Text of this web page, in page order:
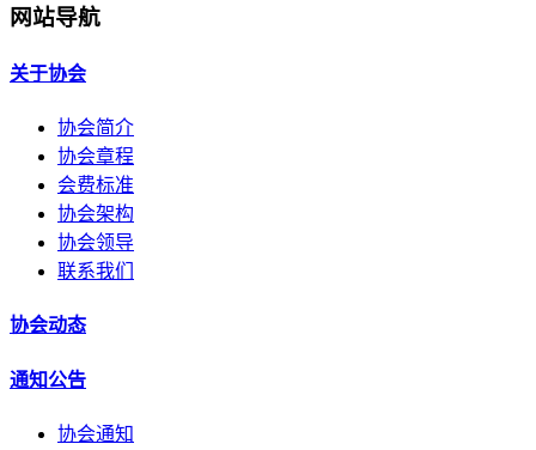
网站导航
关于协会
协会简介
协会章程
会费标准
协会架构
协会领导
联系我们
协会动态
通知公告
协会通知